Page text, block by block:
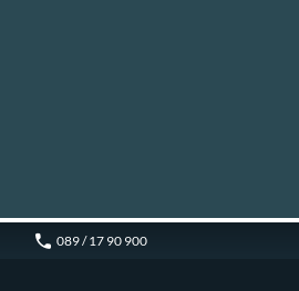
089 / 17 90 900